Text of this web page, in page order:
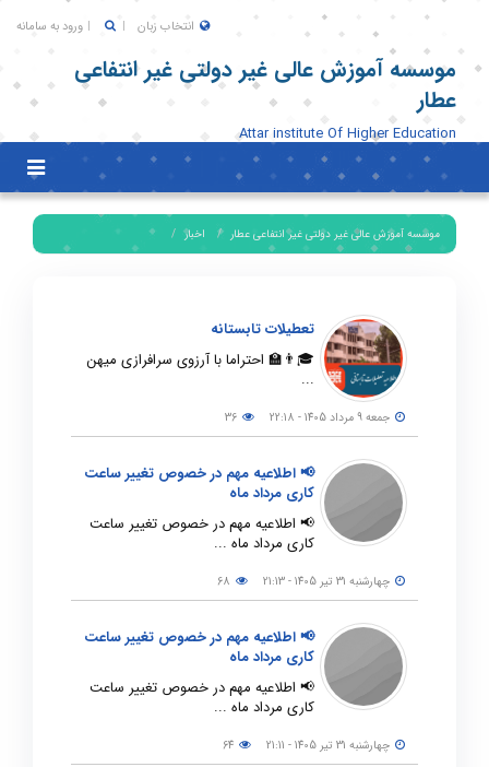
انتخاب زبان ورود به سامانه
موسسه آموزش عالی غیر دولتی غیر انتفاعی
عطار
Attar institute Of Higher Education
Toggle
موسسه آموزش عالی غیر دولتی غیر انتفاعی عطار اخبار
تعطیلات تابستانه
🎓👨‍🏫 احتراما با آرزوی سرافرازی میهن
...
جمعه 9 مرداد 1405 - 22:18
📢 اطلاعیه مهم در خصوص تغییر ساعت
کاری مرداد ماه
📢 اطلاعیه مهم در خصوص تغییر ساعت
کاری مرداد ماه ...
چهارشنبه 31 تیر 1405 - 21:13
📢 اطلاعیه مهم در خصوص تغییر ساعت
کاری مرداد ماه
📢 اطلاعیه مهم در خصوص تغییر ساعت
کاری مرداد ماه ...
چهارشنبه 31 تیر 1405 - 21:11